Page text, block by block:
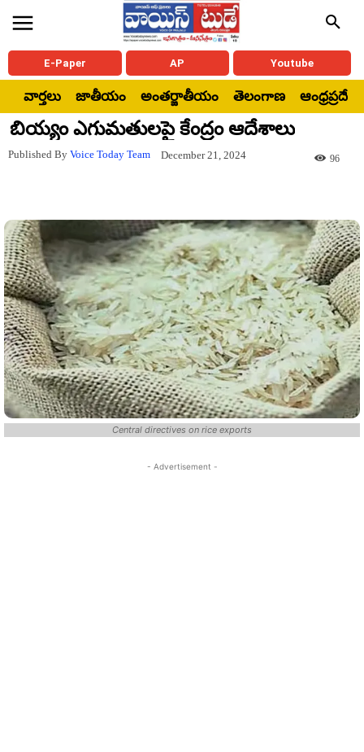
E-Paper AP Youtube
వార్తలు జాతీయం అంతర్జాతీయం తెలంగాణ ఆంధ్రప్రదేశ్
బియ్యం ఎగుమతులపై కేంద్రం ఆదేశాలు
Published By Voice Today Team December 21, 2024 96
Central directives on rice exports
- Advertisement -